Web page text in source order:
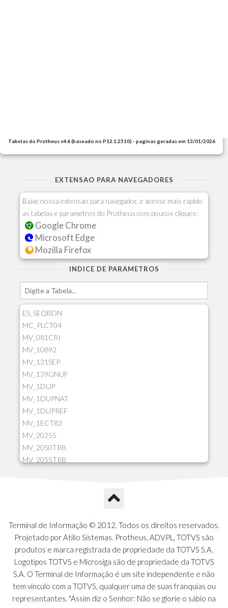
Tabelas do Protheus v4.6 (baseado no P12.1.2510) - paginas geradas em 13/01/2026
EXTENSAO PARA NAVEGADORES
Baixe nossa extensao para navegador, e acesse mais rapido
as tabelas e parametros do Protheus com poucos cliques:
Google Chrome
Microsoft Edge
Mozilla Firefox
INDICE DE PARAMETROS
ES_SEQBDN
MC_PLCT04
MV_081CRI
MV_10892
MV_131SEP
MV_139GNUF
MV_1DUP
MV_1DUPNAT
MV_1DUPREF
MV_1ECT83
MV_20255
MV_2050TRB
MV_2055TRB
MV_2GNOINC
MV_320SLD
MV_325PMDA
MV_330ATCM
MV_340LOCK
MV_3DUPREF
MV_5CLIFOR
Terminal de Informação © 2012. Todos os direitos reservados.
Projetado por Atilio Sistemas. Protheus, ADVPL, TOTVS são
produtos e marca registrada de propriedade da TOTVS S.A.
Logotipos TOTVS e Microsiga são de propriedade da TOTVS
S.A. O Terminal de Informação é um site independente e não
tem vínculo com a TOTVS, qualquer uma de suas franquias ou
representantes. "Assim diz o Senhor: Não se glorie o sábio na